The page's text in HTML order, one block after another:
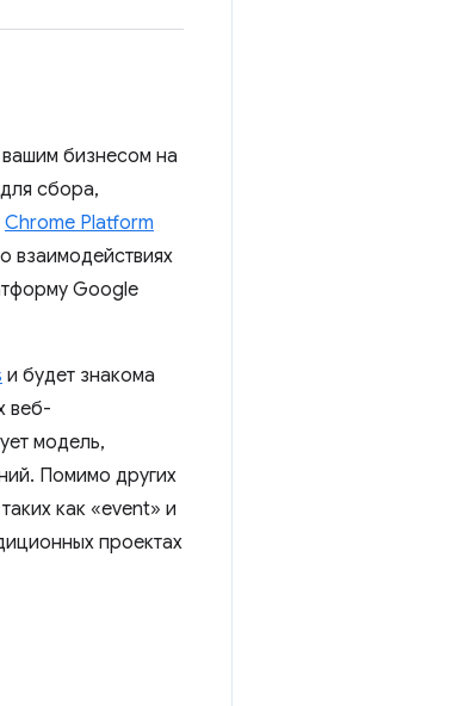
вашим бизнесом на
сбора,
Chrome Platform
взаимодействиях
Google
и будет знакома
веб-
модель,
Помимо других
как «event» и
проектах